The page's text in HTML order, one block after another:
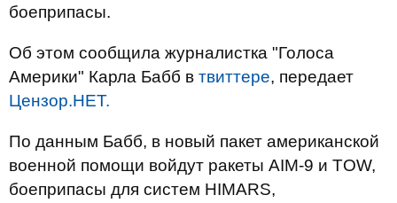
боеприпасы.
Об этом сообщила журналистка "Голоса
Америки" Карла Бабб в твиттере, передает
Цензор.НЕТ.
По данным Бабб, в новый пакет американской
военной помощи войдут ракеты AIM-9 и TOW,
боеприпасы для систем HIMARS,